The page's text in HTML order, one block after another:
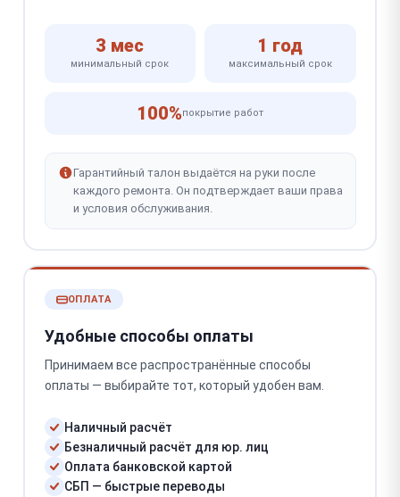
3 мес
минимальный срок
1 год
максимальный срок
100%покрытие работ
Гарантийный талон выдаётся на руки после
каждого ремонта. Он подтверждает ваши права
и условия обслуживания.
ОПЛАТА
Удобные способы оплаты
Принимаем все распространённые способы
оплаты — выбирайте тот, который удобен вам.
Наличный расчёт
Безналичный расчёт для юр. лиц
Оплата банковской картой
СБП — быстрые переводы